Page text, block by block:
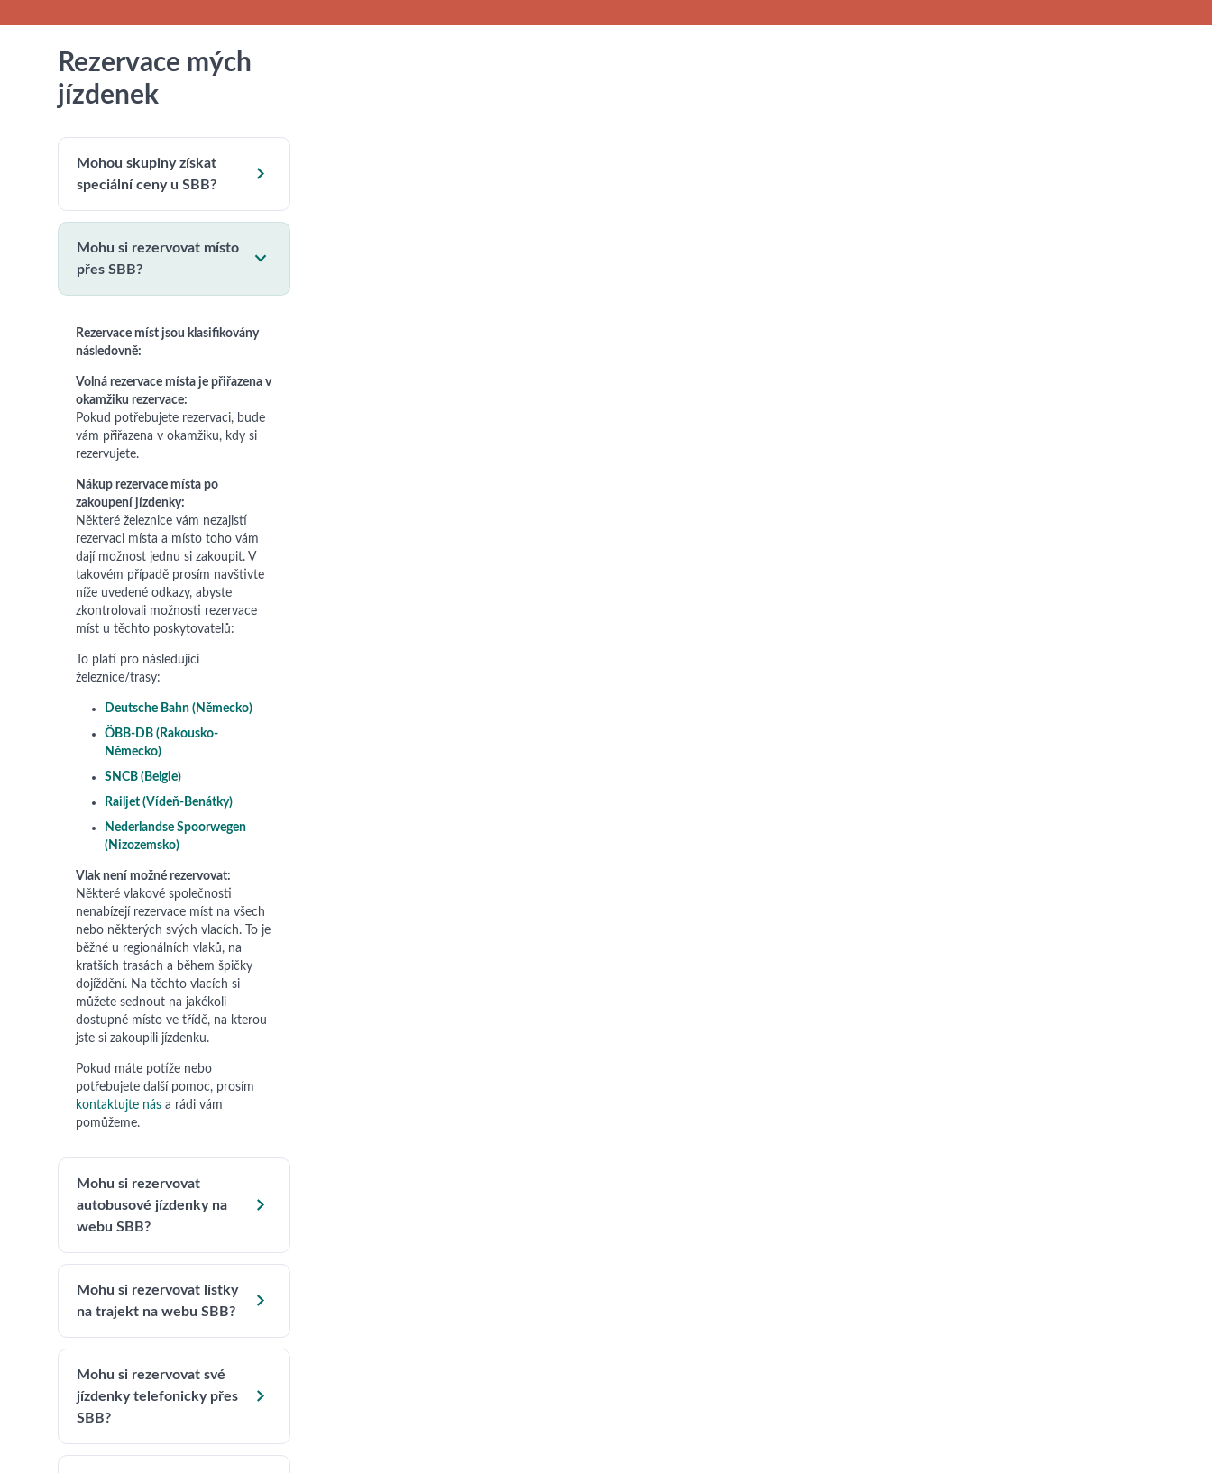
Rezervace mých
jízdenek
Mohou skupiny získat
speciální ceny u SBB?

Mohu si rezervovat místo
přes SBB?

Rezervace míst jsou klasifikovány
následovně:
Volná rezervace místa je přiřazena v
okamžiku rezervace:
Pokud potřebujete rezervaci, bude
vám přiřazena v okamžiku, kdy si
rezervujete.
Nákup rezervace místa po
zakoupení jízdenky:
Některé železnice vám nezajistí
rezervaci místa a místo toho vám
dají možnost jednu si zakoupit. V
takovém případě prosím navštivte
níže uvedené odkazy, abyste
zkontrolovali možnosti rezervace
míst u těchto poskytovatelů:
To platí pro následující
železnice/trasy:
Deutsche Bahn (Německo)
ÖBB-DB (Rakousko-
Německo)
SNCB (Belgie)
Railjet (Vídeň-Benátky)
Nederlandse Spoorwegen
(Nizozemsko)
Vlak není možné rezervovat:
Některé vlakové společnosti
nenabízejí rezervace míst na všech
nebo některých svých vlacích. To je
běžné u regionálních vlaků, na
kratších trasách a během špičky
dojíždění. Na těchto vlacích si
můžete sednout na jakékoli
dostupné místo ve třídě, na kterou
jste si zakoupili jízdenku.
Pokud máte potíže nebo
potřebujete další pomoc, prosím
kontaktujte nás a rádi vám
pomůžeme.
Mohu si rezervovat
autobusové jízdenky na
webu SBB?

Mohu si rezervovat lístky
na trajekt na webu SBB?

Mohu si rezervovat své
jízdenky telefonicky přes
SBB?
